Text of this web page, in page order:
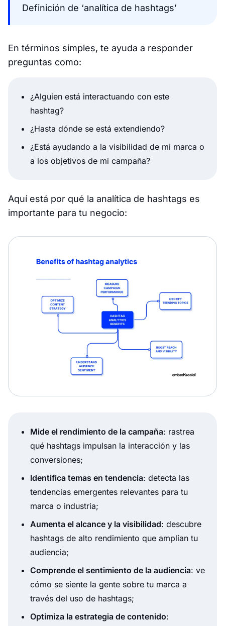
Definición de ‘analítica de hashtags’
En términos simples, te ayuda a responder
preguntas como:
¿Alguien está interactuando con este
hashtag?
¿Hasta dónde se está extendiendo?
¿Está ayudando a la visibilidad de mi marca o
a los objetivos de mi campaña?
Aquí está por qué la analítica de hashtags es
importante para tu negocio:
Mide el rendimiento de la campaña: rastrea
qué hashtags impulsan la interacción y las
conversiones;
Identifica temas en tendencia: detecta las
tendencias emergentes relevantes para tu
marca o industria;
Aumenta el alcance y la visibilidad: descubre
hashtags de alto rendimiento que amplían tu
audiencia;
Comprende el sentimiento de la audiencia: ve
cómo se siente la gente sobre tu marca a
través del uso de hashtags;
Optimiza la estrategia de contenido: